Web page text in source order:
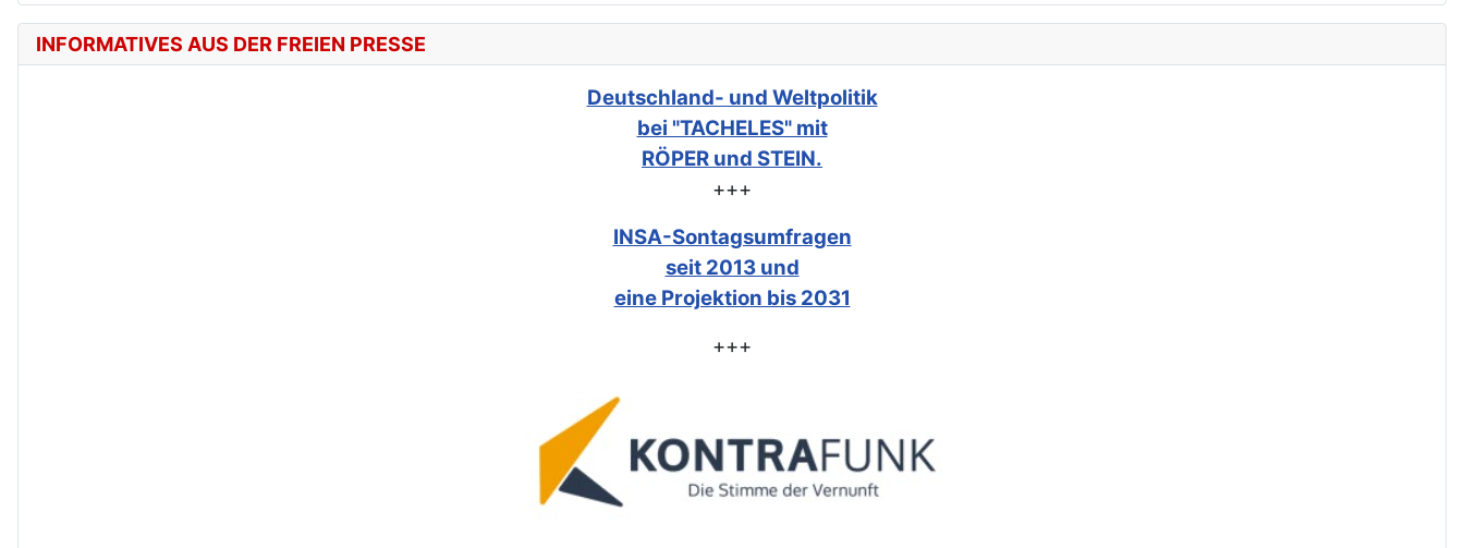
INFORMATIVES AUS DER FREIEN PRESSE
Deutschland- und Weltpolitik
bei "TACHELES" mit
RÖPER und STEIN.
+++
INSA-Sontagsumfragen
seit 2013 und
eine Projektion bis 2031
+++